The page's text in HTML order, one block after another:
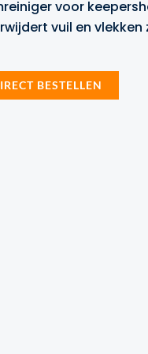
voor
vuil en
BESTELLEN